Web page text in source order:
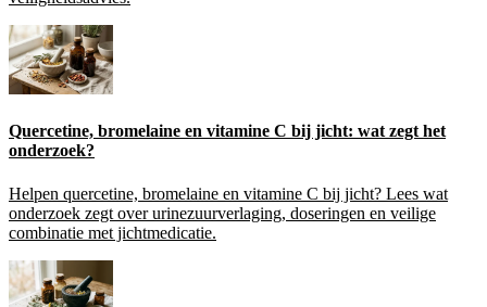
Quercetine, bromelaine en vitamine C bij jicht: wat zegt het
onderzoek?
Helpen quercetine, bromelaine en vitamine C bij jicht? Lees wat
onderzoek zegt over urinezuurverlaging, doseringen en veilige
combinatie met jichtmedicatie.